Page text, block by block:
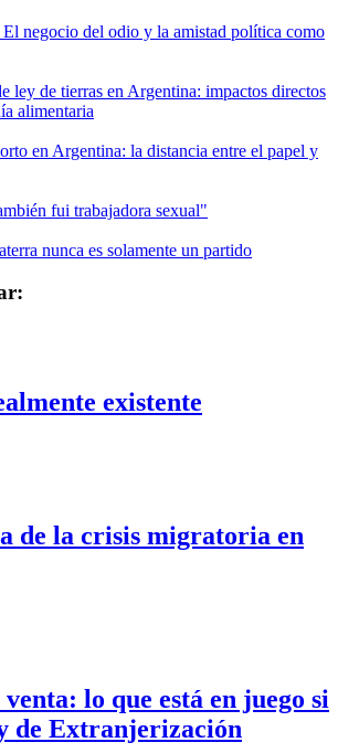
negocio del odio y la amistad política como
ley de tierras en Argentina: impactos directos
alimentaria
en Argentina: la distancia entre el papel y
fui trabajadora sexual"
nunca es solamente un partido
existente
de la crisis migratoria en
lo que está en juego si
de Extranjerización